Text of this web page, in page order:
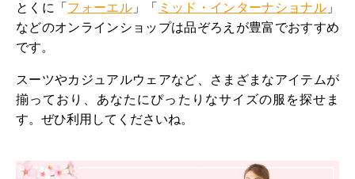
とくに「 フォーエル 」「 ミッド・インターナショナル 」
などのオンラインショップは品ぞろえが豊富でおすすめ
です。
スーツやカジュアルウェアなど、さまざまなアイテムが
揃っており、あなたにぴったりなサイズの服を探せま
す。ぜひ利用してくださいね。